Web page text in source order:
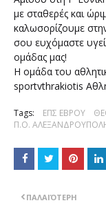
με σταθερές και
καλωσορίζουμε
σου ευχόμαστε
ομάδας μας!
Η ομάδα του
sportvthrakiotis
Tags: ΕΠΣ ΕΒΡΟΥ
Π.Ο.
ΠΑΛΑΙΌΤΕΡΗ